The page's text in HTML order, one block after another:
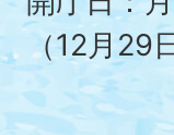
（12月29